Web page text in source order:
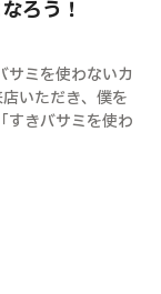
ろう！
ミを使わないカ
いただき、僕を
すきバサミを使わ